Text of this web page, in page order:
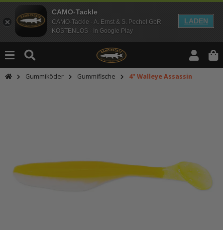
CAMO-Tackle
CAMO-Tackle - A. Ernst & S. Pechel GbR
KOSTENLOS - In Google Play
LADEN
Gummiköder Gummifische 4" Walleye Assassin